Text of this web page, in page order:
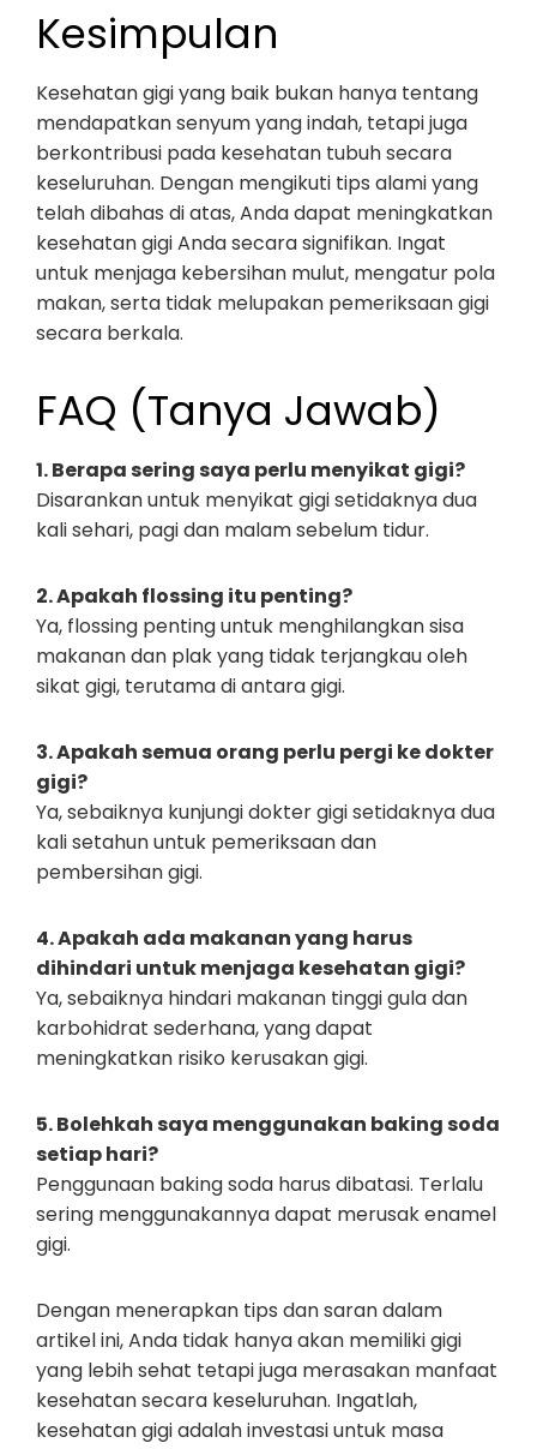
Kesimpulan
Kesehatan gigi yang baik bukan hanya tentang
mendapatkan senyum yang indah, tetapi juga
berkontribusi pada kesehatan tubuh secara
keseluruhan. Dengan mengikuti tips alami yang
telah dibahas di atas, Anda dapat meningkatkan
kesehatan gigi Anda secara signifikan. Ingat
untuk menjaga kebersihan mulut, mengatur pola
makan, serta tidak melupakan pemeriksaan gigi
secara berkala.
FAQ (Tanya Jawab)
1. Berapa sering saya perlu menyikat gigi?
Disarankan untuk menyikat gigi setidaknya dua
kali sehari, pagi dan malam sebelum tidur.
2. Apakah flossing itu penting?
Ya, flossing penting untuk menghilangkan sisa
makanan dan plak yang tidak terjangkau oleh
sikat gigi, terutama di antara gigi.
3. Apakah semua orang perlu pergi ke dokter
gigi?
Ya, sebaiknya kunjungi dokter gigi setidaknya dua
kali setahun untuk pemeriksaan dan
pembersihan gigi.
4. Apakah ada makanan yang harus
dihindari untuk menjaga kesehatan gigi?
Ya, sebaiknya hindari makanan tinggi gula dan
karbohidrat sederhana, yang dapat
meningkatkan risiko kerusakan gigi.
5. Bolehkah saya menggunakan baking soda
setiap hari?
Penggunaan baking soda harus dibatasi. Terlalu
sering menggunakannya dapat merusak enamel
gigi.
Dengan menerapkan tips dan saran dalam
artikel ini, Anda tidak hanya akan memiliki gigi
yang lebih sehat tetapi juga merasakan manfaat
kesehatan secara keseluruhan. Ingatlah,
kesehatan gigi adalah investasi untuk masa